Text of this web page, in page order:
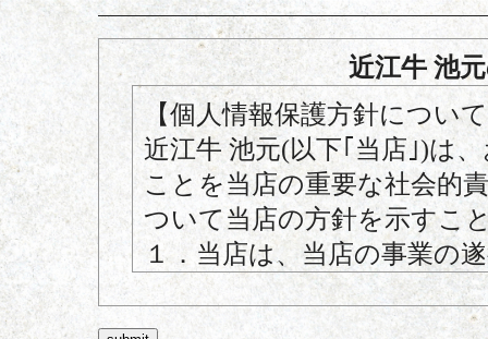
近江牛 池
【個人情報保護方針につい
近江牛 池元(以下｢当店｣)は
ことを当店の重要な社会的
ついて当店の方針を示すこ
１．当店は、当店の事業の
には、個人情報の保護に関
２．当店は、個人情報を不